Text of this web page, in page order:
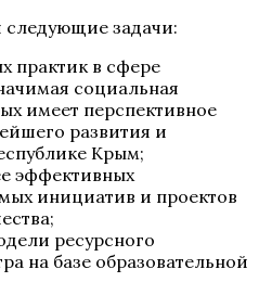
следующие задачи:
практик в сфере
социальная
имеет перспективное
развития и
Крым;
эффективных
инициатив и проектов
ресурсного
на базе образовательной